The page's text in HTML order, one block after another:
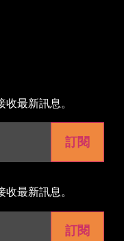
最新訊息。
最新訊息。